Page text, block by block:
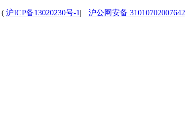
( 沪ICP备13020230号-1 |
沪公网安备 31010702007642